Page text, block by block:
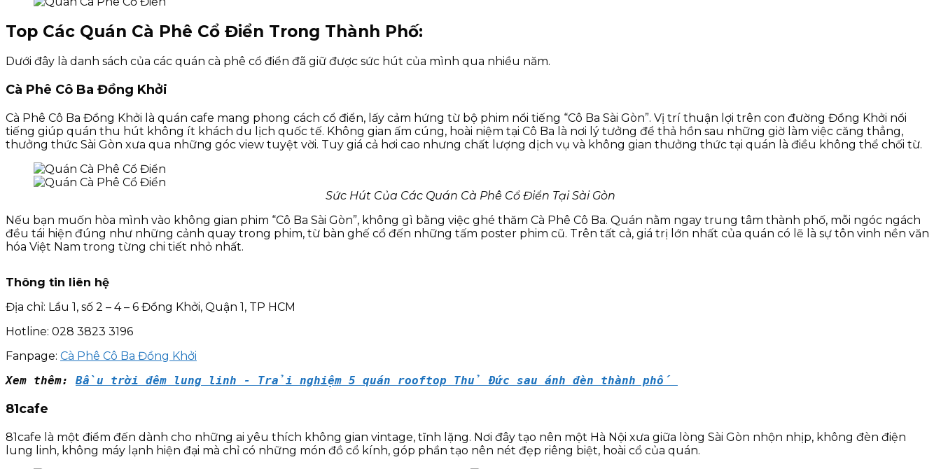
Top Các Quán Cà Phê Cổ Điển Trong Thành Phố:
Dưới đây là danh sách của các quán cà phê cổ điển đã giữ được sức hút của mình qua nhiều năm.
Cà Phê Cô Ba Đồng Khởi
Cà Phê Cô Ba Đồng Khởi là quán cafe mang phong cách cổ điển, lấy cảm hứng từ bộ phim nổi tiếng “Cô Ba Sài Gòn”. Vị trí thuận lợi trên con đường Đồng Khởi nổi
tiếng giúp quán thu hút không ít khách du lịch quốc tế. Không gian ấm cúng, hoài niệm tại Cô Ba là nơi lý tưởng để thả hồn sau những giờ làm việc căng thẳng,
thưởng thức Sài Gòn xưa qua những góc view tuyệt vời. Tuy giá cả hơi cao nhưng chất lượng dịch vụ và không gian thưởng thức tại quán là điều không thể chối từ.
Sức Hút Của Các Quán Cà Phê Cổ Điển Tại Sài Gòn
Nếu bạn muốn hòa mình vào không gian phim “Cô Ba Sài Gòn”, không gì bằng việc ghé thăm Cà Phê Cô Ba. Quán nằm ngay trung tâm thành phố, mỗi ngóc ngách
đều tái hiện đúng như những cảnh quay trong phim, từ bàn ghế cổ đến những tấm poster phim cũ. Trên tất cả, giá trị lớn nhất của quán có lẽ là sự tôn vinh nền văn
hóa Việt Nam trong từng chi tiết nhỏ nhất.
Thông tin liên hệ
Địa chỉ: Lầu 1, số 2 – 4 – 6 Đồng Khởi, Quận 1, TP HCM
Hotline: 028 3823 3196
Fanpage: Cà Phê Cô Ba Đồng Khởi
Xem thêm: Bầu trời đêm lung linh - Trải nghiệm 5 quán rooftop Thủ Đức sau ánh đèn thành phố
81cafe
81cafe là một điểm đến dành cho những ai yêu thích không gian vintage, tĩnh lặng. Nơi đây tạo nên một Hà Nội xưa giữa lòng Sài Gòn nhộn nhịp, không đèn điện
lung linh, không máy lạnh hiện đại mà chỉ có những món đồ cổ kính, góp phần tạo nên nét đẹp riêng biệt, hoài cổ của quán.